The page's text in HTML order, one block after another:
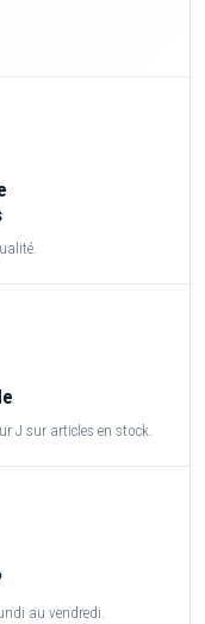
J sur articles en stock.
au vendredi.